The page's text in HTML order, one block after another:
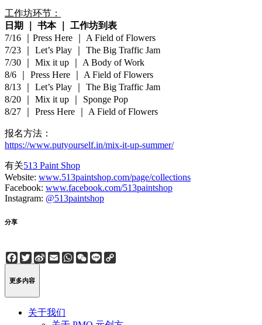
工作坊环节：
日期 ｜ 书本 ｜ 工作坊到表
7/16 ｜Press Here ｜ A Field of Flowers
7/23 ｜ Let’s Play ｜ The Big Traffic Jam
7/30 ｜ Mix it up ｜ A Body of Work
8/6 ｜ Press Here ｜ A Field of Flowers
8/13 ｜ Let’s Play ｜ The Big Traffic Jam
8/20 ｜ Mix it up ｜ Sponge Pop
8/27 ｜ Press Here ｜ A Field of Flowers
报名方法：
https://www.putyourself.in/mix-it-up-summer/
有关513 Paint Shop
Website: www.513paintshop.com/page/collections
Facebook: www.facebook.com/513paintshop
Instagram: @513paintshop
分享
Facebook
Twitter
Sina
Weibo
EmailWhatsApp
WeChat
Line
更多内容
关于我们